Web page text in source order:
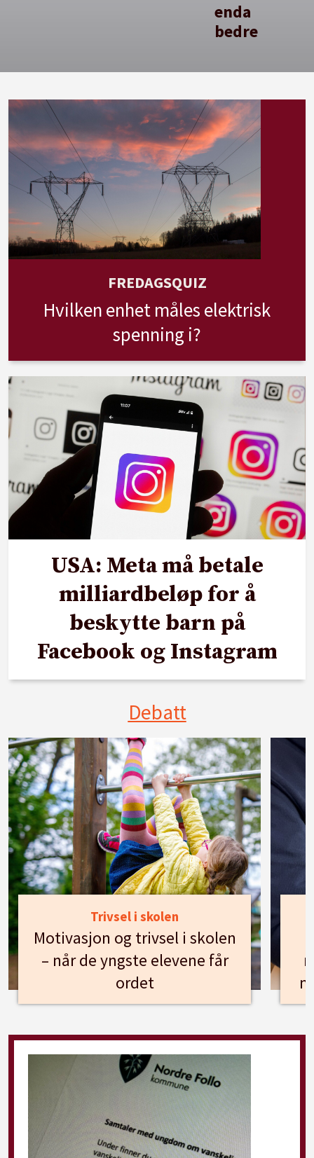
enda
bedre
FREDAGSQUIZ
Hvilken enhet måles elektrisk
spenning i?
USA: Meta må betale
milliardbeløp for å
beskytte barn på
Facebook og Instagram
Debatt
Trivsel i skolen
Motivasjon og trivsel i skolen
– når de yngste elevene får
ordet